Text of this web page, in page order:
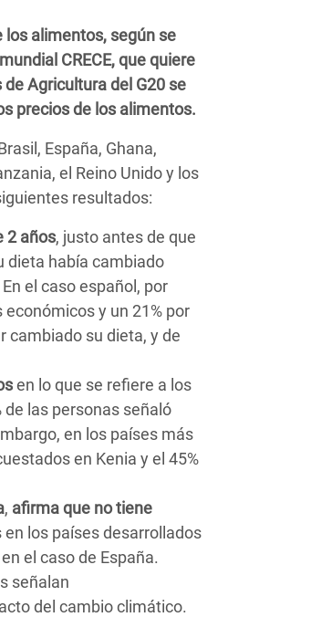
los alimentos, según se
CRECE, que quiere
Agricultura del G20 se
precios de los alimentos.
España, Ghana,
el Reino Unido y los
resultados:
2 años, justo antes de que
dieta había cambiado
el caso español, por
y un 21% por
cambiado su dieta, y de
en lo que se refiere a los
de las personas señaló
en los países más
en Kenia y el 45%
, afirma que no tiene
en los países desarrollados
el caso de España.
señalan
del cambio climático.